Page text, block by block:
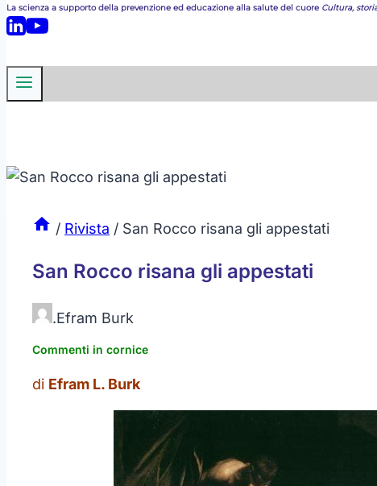
La scienza a supporto della prevenzione ed educazione alla salute del cuore Cultura,
/ Rivista / San Rocco risana gli appestati
San Rocco risana gli appestati
.Efram Burk
Commenti in cornice
di Efram L. Burk